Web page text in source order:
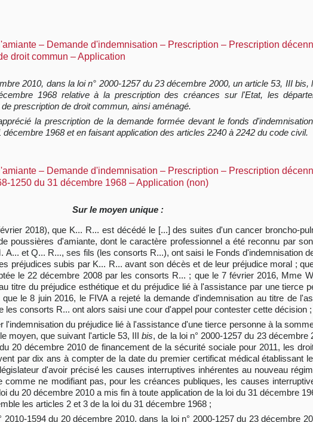
– Demande d'indemnisation – Prescription – Prescription
droit commun – Application
2010, dans la loi n° 2000-1257 du 23 décembre 2000, un article 53, III bis,
1968 relative à la prescription des créances sur l'Etat, les
prescription de droit commun, ainsi aménagé.
la prescription de la demande formée devant le fonds
1968 et en faisant application des articles 2240 à 2242 du code civil.
– Demande d'indemnisation – Prescription – Prescription
1250 du 31 décembre 1968 – Application (non)
Sur le moyen unique :
2018), que K... R... est décédé le [...] des suites d'un cancer broncho-
poussières d'amiante, dont le caractère professionnel a été reconnu par
A... et Q... R..., ses fils (les consorts R...), ont saisi le Fonds d'indemnisation
préjudices subis par K... R... avant son décès et de leur préjudice moral ;
le 22 décembre 2008 par les consorts R... ; que le 7 février 2016, Mme
titre du préjudice esthétique et du préjudice lié à l'assistance par une tierce
le 8 juin 2016, le FIVA a rejeté la demande d'indemnisation au titre de
consorts R... ont alors saisi une cour d'appel pour contester cette décision ;
l'indemnisation du préjudice lié à l'assistance d'une tierce personne à la
moyen, que suivant l'article 53, IIIbis, de la loi n° 2000-1257 du 23 décembre
20 décembre 2010 de financement de la sécurité sociale pour 2011, les
par dix ans à compter de la date du premier certificat médical établissant
d'avoir précisé les causes interruptives inhérentes au nouveau
comme ne modifiant pas, pour les créances publiques, les causes
du 20 décembre 2010 a mis fin à toute application de la loi du 31 décembre
les articles 2 et 3 de la loi du 31 décembre 1968 ;
1594 du 20 décembre 2010, dans la loi n° 2000-1257 du 23 décembre